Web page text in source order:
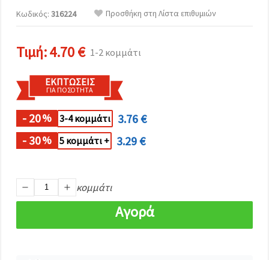
μας για
Μπορείτε
συμφωνήσετε
χρησιμοποιήσετε
όλα τα
cookies
κάνοντας
κλικ στον
ιστότοπο!
προτιμήσεις
σας στις
ρυθμίσεις
δεδομένο
Κωδικός: 316224 Προσθήκη στη Λίστα επιθυμιών
Τιμή:4.70 € 1-2 κομμάτι
ΕΚΠΤΏΣΕΙΣ
ΓΙΑ ΠΟΣΌΤΗΤΑ
- 20% 3-4 κομμάτι
3.76 €
- 30% 5 κομμάτι + 3.29 €
κομμάτι
Αγορά